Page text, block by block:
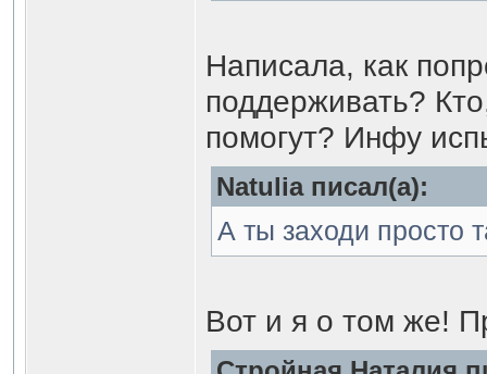
Написала, как
поддерживать?
помогут? Инфу
Natulia писал(а):
А ты заходи просто
Вот и я о том же!